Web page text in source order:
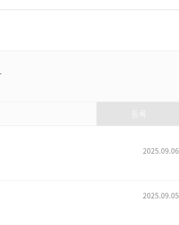
2025.09.06
2025.09.05